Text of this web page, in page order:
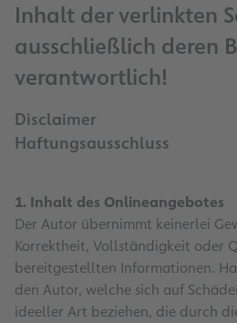
Inhalt der verlinkten
ausschließlich deren
verantwortlich!
Disclaimer
Haftungsausschluss
1. Inhalt des Onlineangebotes
Der Autor übernimmt keinerlei
Korrektheit, Vollständigkeit oder
bereitgestellten Informationen.
den Autor, welche sich auf
ideeller Art beziehen, die durch